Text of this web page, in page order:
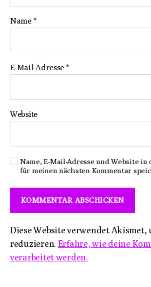
Name *
E-Mail-Adresse *
Website
Name, E-Mail-Adresse und Website in
für meinen nächsten Kommentar
Diese Website verwendet Akismet,
reduzieren. Erfahre, wie deine
verarbeitet werden.